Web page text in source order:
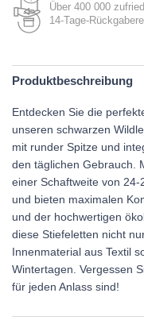
Über 400 000
14-Tage-
Produktbeschreibung
Entdecken Sie die
unseren schwarzen
mit runder Spitze und
den täglichen Gebrauch.
einer Schaftweite von
und bieten maximalen
und der hochwertigen
diese Stiefeletten nicht
Innenmaterial aus Textil
Wintertagen. Vergessen
für jeden Anlass sind!